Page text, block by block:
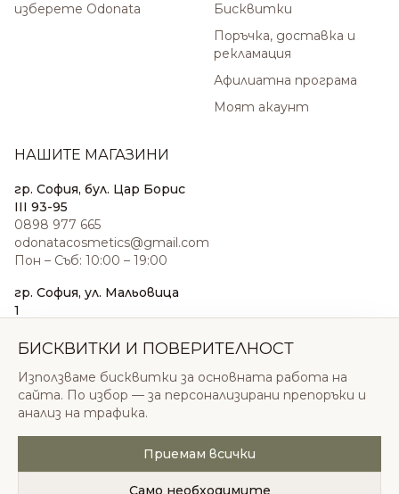
изберете Odonata
Бисквитки
Поръчка, доставка и
рекламация
Афилиатна програма
Моят акаунт
НАШИТЕ МАГАЗИНИ
гр. София, бул. Цар Борис
III 93-95
0898 977 665
odonatacosmetics@gmail.com
Пон – Съб: 10:00 – 19:00
гр. София, ул. Мальовица
1
sales@odonatacosmetics.com
Нед: 11:00 – 18:00
© 2026 Одоната Козметикс ООД. Всички права
запазени.
БИСКВИТКИ И ПОВЕРИТЕЛНОСТ
Използваме бисквитки за основната работа на
сайта. По избор — за персонализирани препоръки и
анализ на трафика.
Приемам всички
Само необходимите